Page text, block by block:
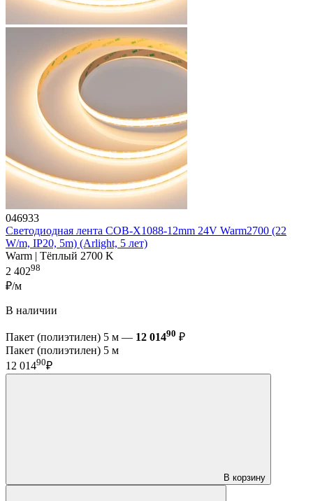
046933
Светодиодная лента COB-X1088-12mm 24V Warm2700 (22
W/m, IP20, 5m) (Arlight, 5 лет)
Warm | Тёплый 2700 K
2 40298
₽/м
В наличии
Пакет (полиэтилен) 5 м — 12 01490 ₽
Пакет (полиэтилен) 5 м
12 01490₽
В корзину